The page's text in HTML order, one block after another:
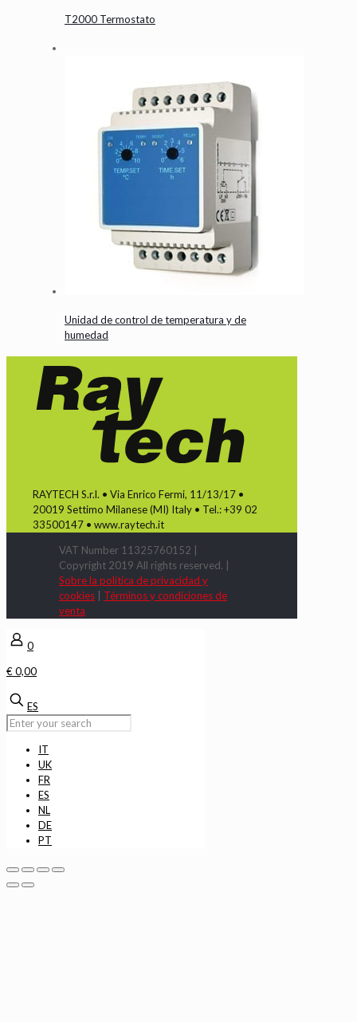
T2000 Termostato
Unidad de control de temperatura y de
humedad
RAYTECH S.r.l. • Via Enrico Fermi, 11/13/17 •
20019 Settimo Milanese (MI) Italy • Tel.: +39 02
33500147 • www.raytech.it
VAT Number 11325760152 |
Copyright 2019 All rights reserved. |
Sobre la política de privacidad y
cookies
Términos y condiciones de
venta
0
€ 0,00
ES
IT
UK
FR
ES
NL
DE
PT